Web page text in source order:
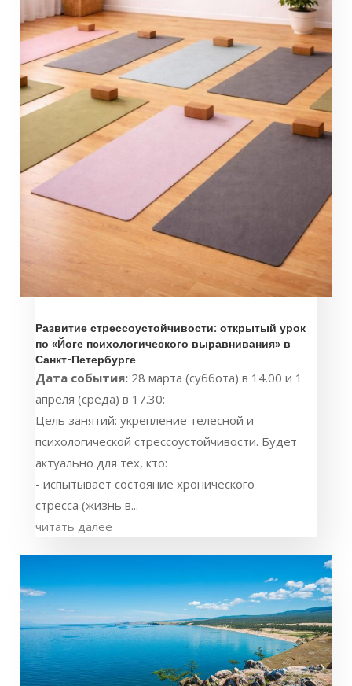
Развитие стрессоустойчивости: открытый урок
по «Йоге психологического выравнивания» в
Санкт-Петербурге
Дата события: 28 марта (суббота) в 14.00 и 1
апреля (среда) в 17.30:
Цель занятий: укрепление телесной и
психологической стрессоустойчивости. Будет
актуально для тех, кто:
- испытывает состояние хронического
стресса (жизнь в...
читать далее